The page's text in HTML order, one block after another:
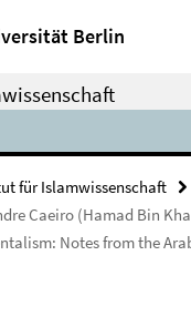
Berlin
für Islamwissenschaft
Caeiro (Hamad Bin
Notes from the